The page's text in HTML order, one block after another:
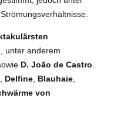
unter anderem
D. João de Castro
Delfine Blauhaie
von